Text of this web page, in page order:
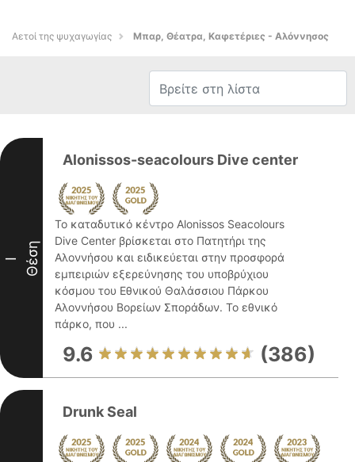
Αετοί της ψυχαγωγίας Μπαρ, Θέατρα, Καφετέριες - Αλόννησος
I Θέση
Alonissos-seacolours Dive center
Το καταδυτικό κέντρο Alonissos Seacolours
Dive Center βρίσκεται στο Πατητήρι της
Αλοννήσου και ειδικεύεται στην προσφορά
εμπειριών εξερεύνησης του υποβρύχιου
κόσμου του Εθνικού Θαλάσσιου Πάρκου
Αλοννήσου Βορείων Σποράδων. Το εθνικό
πάρκο, που ...
9.6 (386)
Drunk Seal